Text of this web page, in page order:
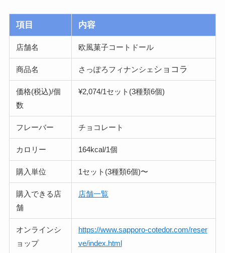
項目 内容
店舗名 欧風菓子コートドール
商品名 さっぽろフィナンシェ ショコラ
価格(税込)/個
数
¥2,074/1セット(3種類6個)
フレーバー チョコレート
カロリー 164kcal/1個
購入単位 1セット(3種類6個)〜
購入できる店
舗
店舗一覧
オンラインシ
ョップ
https://www.sapporo-cotedor.com/reser
ve/index.html